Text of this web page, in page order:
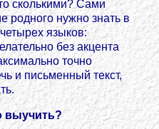
сколькими? Сами
родного нужно знать в
языков:
без акцента
точно
и письменный текст,
выучить?